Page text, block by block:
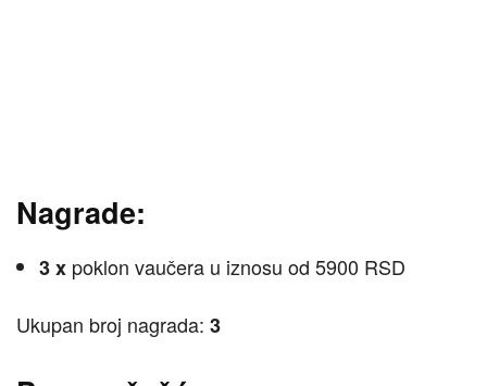
Nagrade:
3 x poklon vaučera u iznosu od 5900 RSD
Ukupan broj nagrada: 3